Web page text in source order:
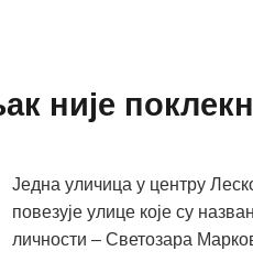
није
Једна уличица у центру
повезује улице које су
личности – Светозара